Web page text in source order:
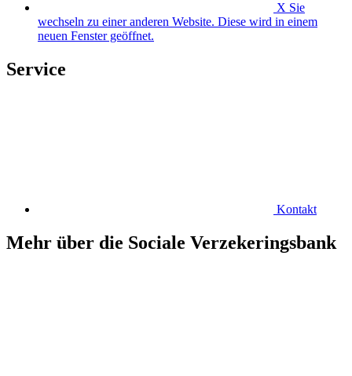
X Sie
wechseln zu einer anderen Website. Diese wird in einem
neuen Fenster geöffnet.
Service
Kontakt
Mehr über die Sociale Verzekeringsbank